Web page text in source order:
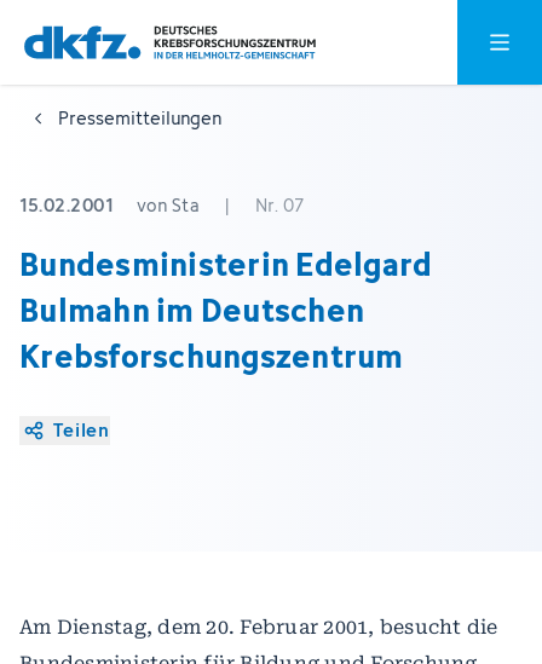
Zum
Hauptinhalt
springen
Zur
Fußzeile
springen
Pressemitteilungen
15.02.2001 von Sta | Nr. 07
Bundesministerin Edelgard
Bulmahn im Deutschen
Krebsforschungszentrum
Teilen
Am Dienstag, dem 20. Februar 2001, besucht die